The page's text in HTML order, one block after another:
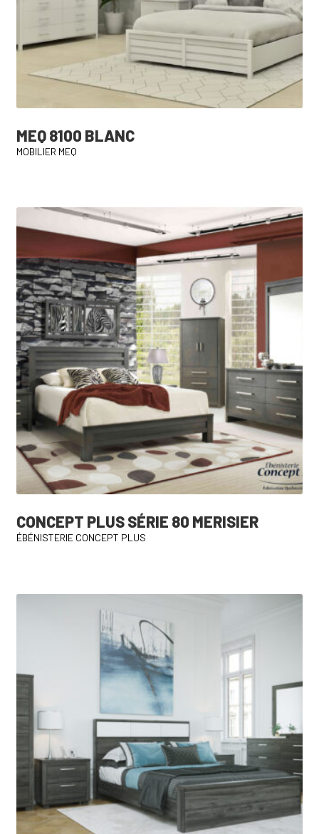
MEQ 8100 BLANC
MOBILIER MEQ
CONCEPT PLUS SÉRIE 80 MERISIER
ÉBÉNISTERIE CONCEPT PLUS